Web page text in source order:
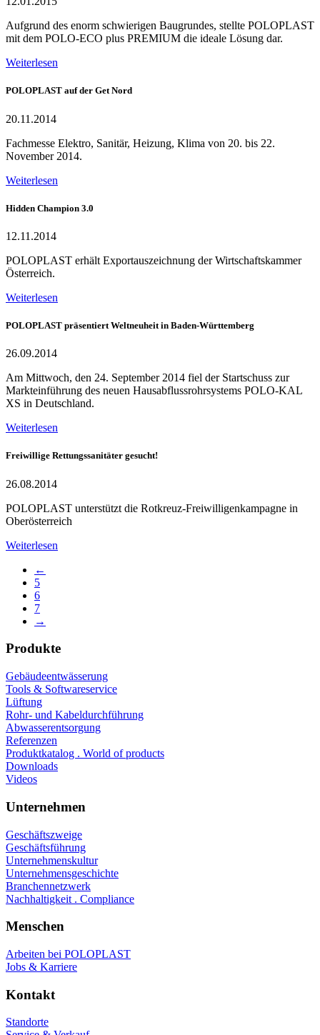
Aufgrund des enorm schwierigen Baugrundes, stellte POLOPLAST
mit dem POLO-ECO plus PREMIUM die ideale Lösung dar.
Weiterlesen
POLOPLAST auf der Get Nord
20.11.2014
Fachmesse Elektro, Sanitär, Heizung, Klima von 20. bis 22.
November 2014.
Weiterlesen
Hidden Champion 3.0
12.11.2014
POLOPLAST erhält Exportauszeichnung der Wirtschaftskammer
Österreich.
Weiterlesen
POLOPLAST präsentiert Weltneuheit in Baden-Württemberg
26.09.2014
Am Mittwoch, den 24. September 2014 fiel der Startschuss zur
Markteinführung des neuen Hausabflussrohrsystems POLO-KAL
XS in Deutschland.
Weiterlesen
Freiwillige Rettungssanitäter gesucht!
26.08.2014
POLOPLAST unterstützt die Rotkreuz-Freiwilligenkampagne in
Oberösterreich
Weiterlesen
←
5
6
7
→
Produkte
Gebäudeentwässerung
Tools & Softwareservice
Lüftung
Rohr- und Kabeldurchführung
Abwasserentsorgung
Referenzen
Produktkatalog . World of products
Downloads
Videos
Unternehmen
Geschäftszweige
Geschäftsführung
Unternehmenskultur
Unternehmensgeschichte
Branchennetzwerk
Nachhaltigkeit . Compliance
Menschen
Arbeiten bei POLOPLAST
Jobs & Karriere
Kontakt
Standorte